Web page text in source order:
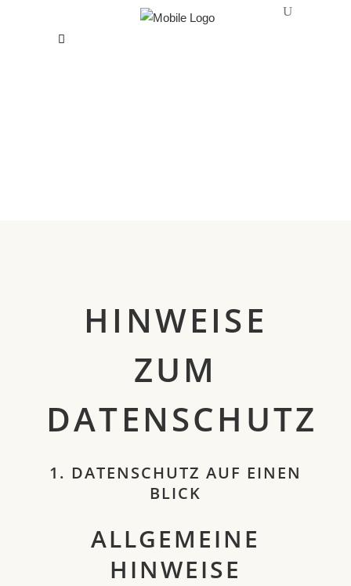
HINWEISE
ZUM
DATENSCHUTZ
1. DATENSCHUTZ AUF EINEN
BLICK
ALLGEMEINE
HINWEISE